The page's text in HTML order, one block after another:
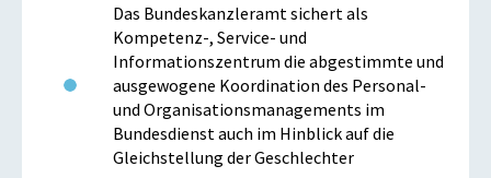
Das Bundeskanzleramt sichert als
Kompetenz-, Service- und
Informationszentrum die abgestimmte und
ausgewogene Koordination des Personal-
und Organisationsmanagements im
Bundesdienst auch im Hinblick auf die
Gleichstellung der Geschlechter